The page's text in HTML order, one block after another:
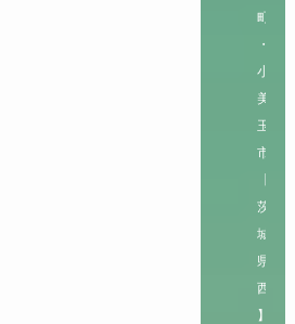
町
・
小
美
玉
市
茨
城
県
西
】